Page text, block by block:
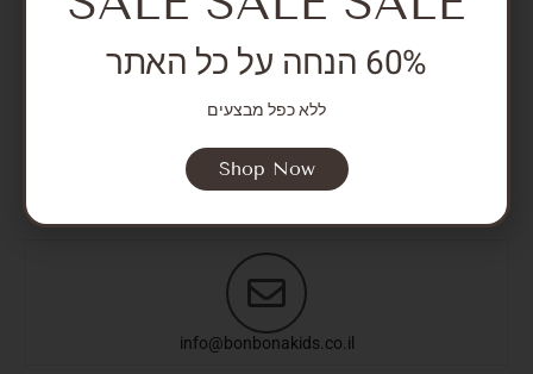
צרו איתנו קשר
050-3868584
info@bonbonakids.co.il
60% הנחה על כל האתר
ללא כפל מבצעים
Shop Now